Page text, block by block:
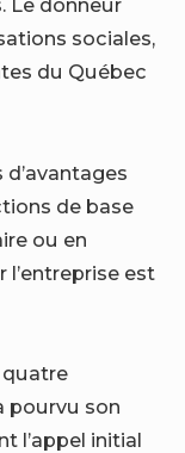
Le donneur
sociales,
du Québec
d’avantages
de base
ou en
est
quatre
pourvu son
l’appel initial